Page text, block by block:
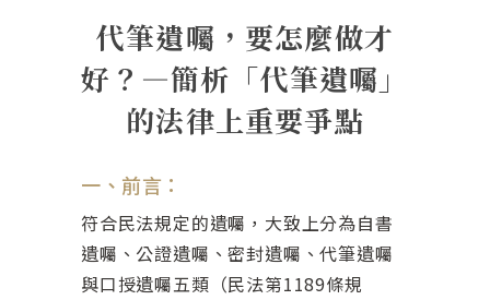
代筆遺囑，要怎麼做才
好？—簡析「代筆遺囑」
的法律上重要爭點
一、前言：
符合民法規定的遺囑，大致上分為自書
遺囑、公證遺囑、密封遺囑、代筆遺囑
與口授遺囑五類（民法第1189條規